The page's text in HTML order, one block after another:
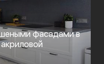
фасадами в